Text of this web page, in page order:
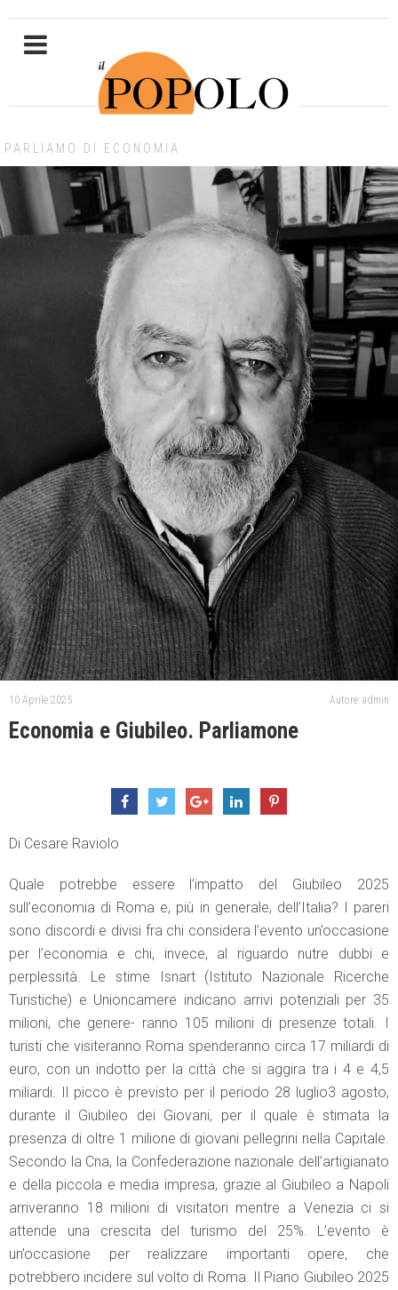
PARLIAMO DI ECONOMIA
10 Aprile 2025 Autore: admin
Economia e Giubileo. Parliamone
Di Cesare Raviolo
Quale potrebbe essere l’impatto del Giubileo 2025
sull’economia di Roma e, più in generale, dell’Italia? I pareri
sono discordi e divisi fra chi considera l’evento un’occasione
per l’economia e chi, invece, al riguardo nutre dubbi e
perplessità. Le stime Isnart (Istituto Nazionale Ricerche
Turistiche) e Unioncamere indicano arrivi potenziali per 35
milioni, che genere- ranno 105 milioni di presenze totali. I
turisti che visiteranno Roma spenderanno circa 17 miliardi di
euro, con un indotto per la città che si aggira tra i 4 e 4,5
miliardi. Il picco è previsto per il periodo 28 luglio3 agosto,
durante il Giubileo dei Giovani, per il quale è stimata la
presenza di oltre 1 milione di giovani pellegrini nella Capitale.
Secondo la Cna, la Confederazione nazionale dell’artigianato
e della piccola e media impresa, grazie al Giubileo a Napoli
arriveranno 18 milioni di visitatori mentre a Venezia ci si
attende una crescita del turismo del 25%. L’evento è
un’occasione per realizzare importanti opere, che
potrebbero incidere sul volto di Roma. Il Piano Giubileo 2025